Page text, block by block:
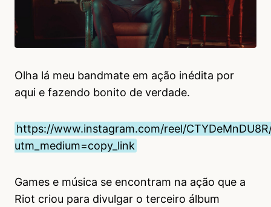
Olha lá meu bandmate em ação inédita por
aqui e fazendo bonito de verdade.
https://www.instagram.com/reel/
utm_medium=copy_link
Games e música se encontram na ação que a
Riot criou para divulgar o terceiro álbum